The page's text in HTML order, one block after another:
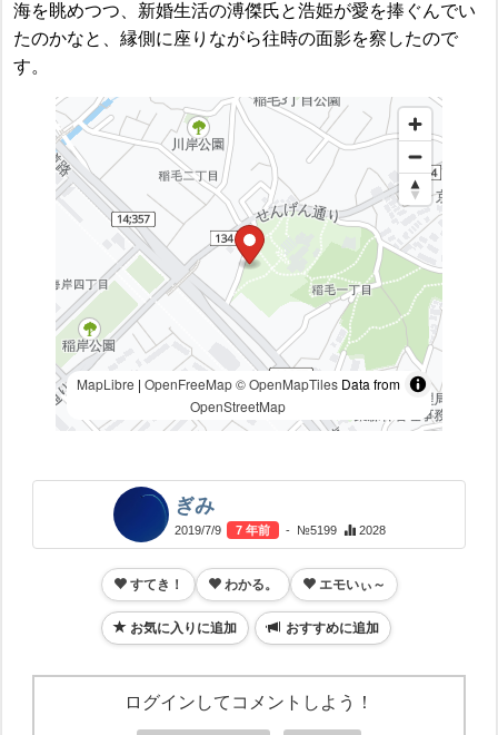
海を眺めつつ、新婚生活の溥傑氏と浩姫が愛を捧ぐんでい
たのかなと、縁側に座りながら往時の面影を察したので
す。
MapLibre | OpenFreeMap © OpenMapTilesData from
OpenStreetMap
ぎみ
2019/7/9 7 年前 - №5199 2028
すてき！ わかる。 エモいぃ～
お気に入りに追加 おすすめに追加
ログインしてコメントしよう！